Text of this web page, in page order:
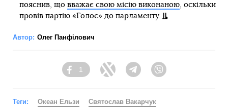
пояснив, що вважає свою місію виконаною, оскільки
провів партію «Голос» до парламенту.
Автор: Олег Панфілович
Facebook
1
Twitter TelegramViber
Теги: Океан Ельзи Святослав Вакарчук